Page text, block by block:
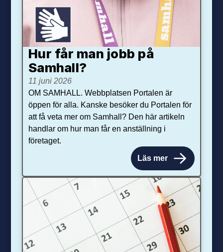
Hur får man jobb på
Samhall?
11 juni 2026
OM SAMHALL. Webbplatsen Portalen är
öppen för alla. Kanske besöker du Portalen för
att få veta mer om Samhall? Den här artikeln
handlar om hur man får en anställning i
företaget.
Läs mer